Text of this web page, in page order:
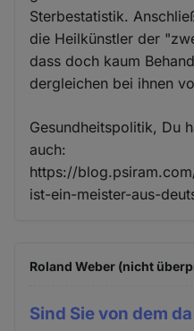
Sterbestatistik.
die Heilkünstler der
dass doch kaum
dergleichen bei ihnen
Gesundheitspolitik, Du
auch:
https://
ist-ein-meister-aus-
Roland Weber (nicht
Sind Sie von dem